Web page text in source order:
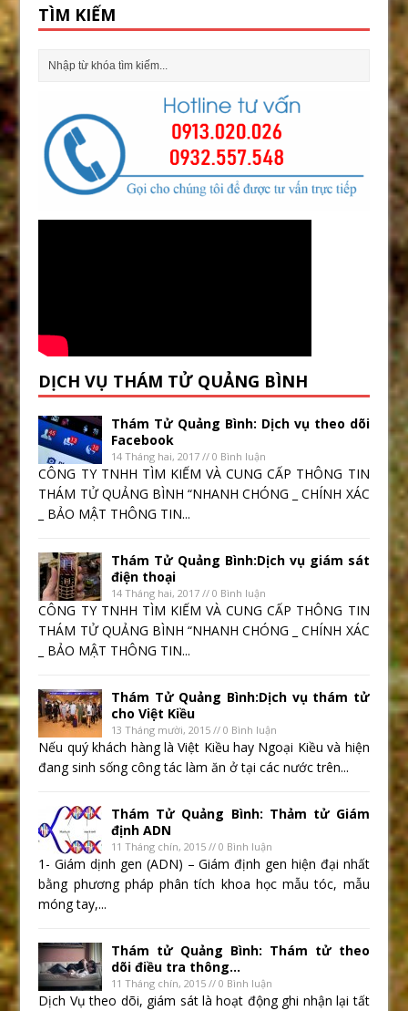
TÌM KIẾM
DỊCH VỤ THÁM TỬ QUẢNG BÌNH
Thám Tử Quảng Bình: Dịch vụ theo dõi
Facebook
14 Tháng hai, 2017 // 0 Bình luận
CÔNG TY TNHH TÌM KIẾM VÀ CUNG CẤP THÔNG TIN
THÁM TỬ QUẢNG BÌNH “NHANH CHÓNG _ CHÍNH XÁC
_ BẢO MẬT THÔNG TIN...
Thám Tử Quảng Bình:Dịch vụ giám sát
điện thoại
14 Tháng hai, 2017 // 0 Bình luận
CÔNG TY TNHH TÌM KIẾM VÀ CUNG CẤP THÔNG TIN
THÁM TỬ QUẢNG BÌNH “NHANH CHÓNG _ CHÍNH XÁC
_ BẢO MẬT THÔNG TIN...
Thám Tử Quảng Bình:Dịch vụ thám tử
cho Việt Kiều
13 Tháng mười, 2015 // 0 Bình luận
Nếu quý khách hàng là Việt Kiều hay Ngoại Kiều và hiện
đang sinh sống công tác làm ăn ở tại các nước trên...
Thám Tử Quảng Bình: Thảm tử Giám
định ADN
11 Tháng chín, 2015 // 0 Bình luận
1- Giám dịnh gen (ADN) – Giám định gen hiện đại nhất
bằng phương pháp phân tích khoa học mẫu tóc, mẫu
móng tay,...
Thám tử Quảng Bình: Thám tử theo
dõi điều tra thông...
11 Tháng chín, 2015 // 0 Bình luận
Dịch Vụ theo dõi, giám sát là hoạt động ghi nhận lại tất